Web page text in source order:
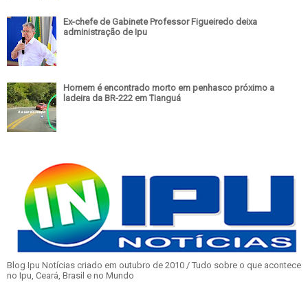
Ex-chefe de Gabinete Professor Figueiredo deixa
administração de Ipu
Homem é encontrado morto em penhasco próximo a
ladeira da BR-222 em Tianguá
Blog Ipu Notícias criado em outubro de 2010 / Tudo sobre o que acontece
no Ipu, Ceará, Brasil e no Mundo